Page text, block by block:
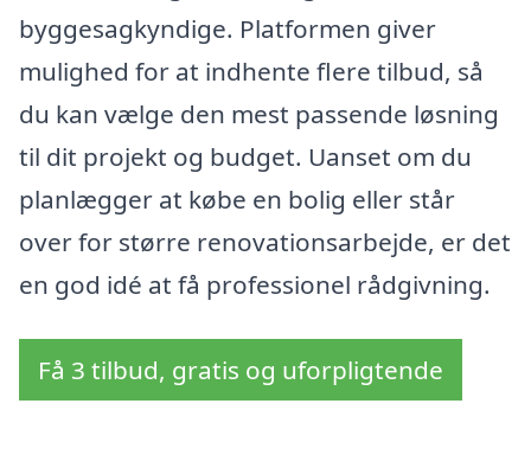
byggesagkyndige. Platformen giver
mulighed for at indhente flere tilbud, så
du kan vælge den mest passende løsning
til dit projekt og budget. Uanset om du
planlægger at købe en bolig eller står
over for større renovationsarbejde, er det
en god idé at få professionel rådgivning.
Få 3 tilbud, gratis og uforpligtende